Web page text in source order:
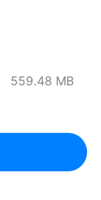
559.48 MB